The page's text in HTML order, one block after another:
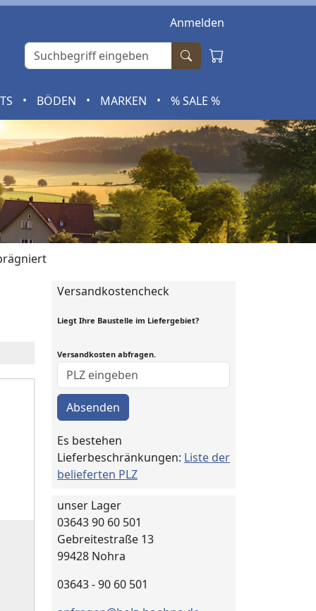
Anmelden
• BÖDEN • MARKEN • % SALE %
Versandkostencheck
Liegt Ihre Baustelle im Liefergebiet?
Versandkosten abfragen.
Absenden
Es bestehen
Lieferbeschränkungen: Liste der
belieferten PLZ
unser Lager
03643 90 60 501
Gebreitestraße 13
99428 Nohra
03643 - 90 60 501